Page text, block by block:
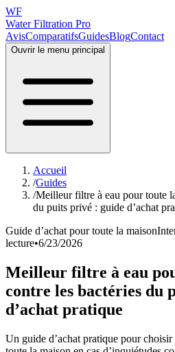
WF
Water Filtration Pro
AvisComparatifsGuidesBlogContact
Ouvrir le menu principal
Accueil
/Guides
/Meilleur filtre à eau pour toute
du puits privé : guide d’achat
Guide d’achat pour toute la maison
lecture•6/23/2026
Meilleur filtre à eau
contre les bactéries du
d’achat pratique
Un guide d’achat pratique pour